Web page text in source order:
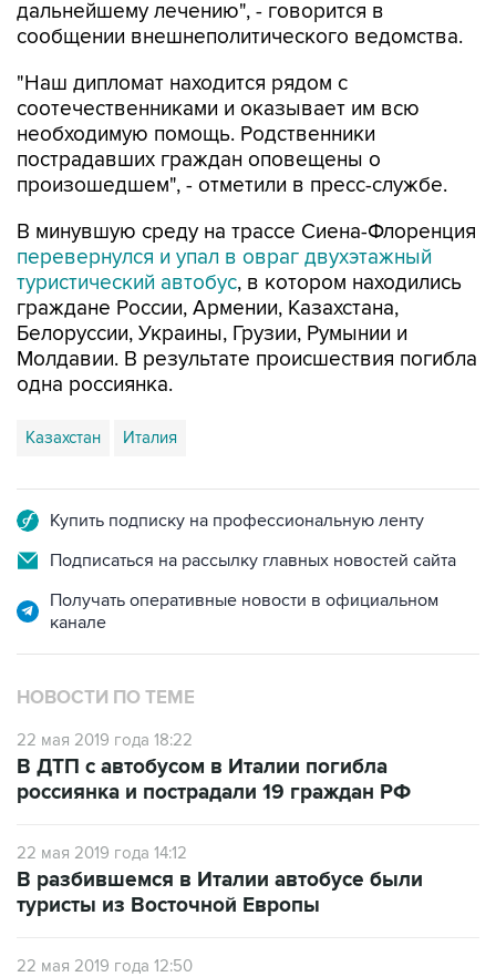
дальнейшему лечению", - говорится в
сообщении внешнеполитического ведомства.
"Наш дипломат находится рядом с
соотечественниками и оказывает им всю
необходимую помощь. Родственники
пострадавших граждан оповещены о
произошедшем", - отметили в пресс-службе.
В минувшую среду на трассе Сиена-Флоренция
перевернулся и упал в овраг двухэтажный
туристический автобус, в котором находились
граждане России, Армении, Казахстана,
Белоруссии, Украины, Грузии, Румынии и
Молдавии. В результате происшествия погибла
одна россиянка.
Казахстан Италия
Купить подписку на профессиональную ленту
Подписаться на рассылку главных новостей сайта
Получать оперативные новости в официальном
канале
НОВОСТИ ПО ТЕМЕ
22 мая 2019 года 18:22
В ДТП с автобусом в Италии погибла
россиянка и пострадали 19 граждан РФ
22 мая 2019 года 14:12
В разбившемся в Италии автобусе были
туристы из Восточной Европы
22 мая 2019 года 12:50